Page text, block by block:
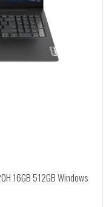
16GB 512GB Windows